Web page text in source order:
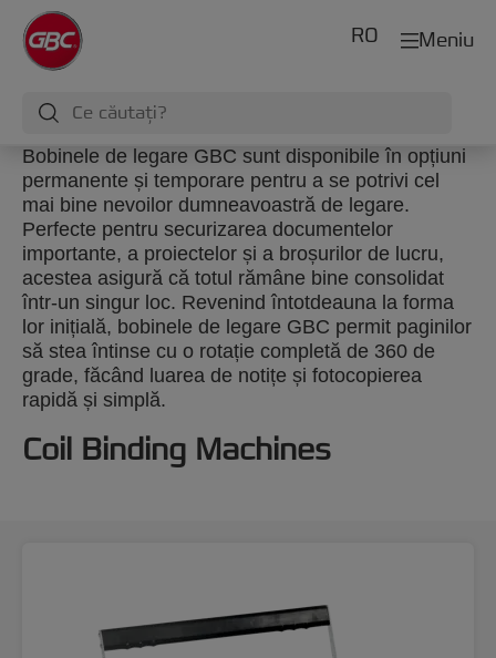
Meniu
RO
Bobinele de legare GBC sunt disponibile în opțiuni
permanente și temporare pentru a se potrivi cel
mai bine nevoilor dumneavoastră de legare.
Perfecte pentru securizarea documentelor
importante, a proiectelor și a broșurilor de lucru,
acestea asigură că totul rămâne bine consolidat
într-un singur loc. Revenind întotdeauna la forma
lor inițială, bobinele de legare GBC permit paginilor
să stea întinse cu o rotație completă de 360 de
grade, făcând luarea de notițe și fotocopierea
rapidă și simplă.
Coil Binding Machines